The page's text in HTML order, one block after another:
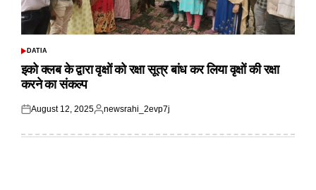
POSTED
DATIA
इको क्लब के द्वारा वृक्षों को रक्षा सूत्र बांध कर लिया वृक्षों की रक्षा
करने का संकल्प
Posted
August 12, 2025
Posted
newsrahi_2evp7j